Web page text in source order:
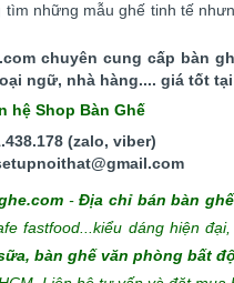
tìm những mẫu ghế tinh tế
chuyên cung cấp bàn
ngữ, nhà hàng.... giá tốt
hệ Shop Bàn Ghế
(zalo, viber)
-Địa chỉ bán bàn
fastfood...kiểu dáng hiện
bàn ghế văn phòng bất